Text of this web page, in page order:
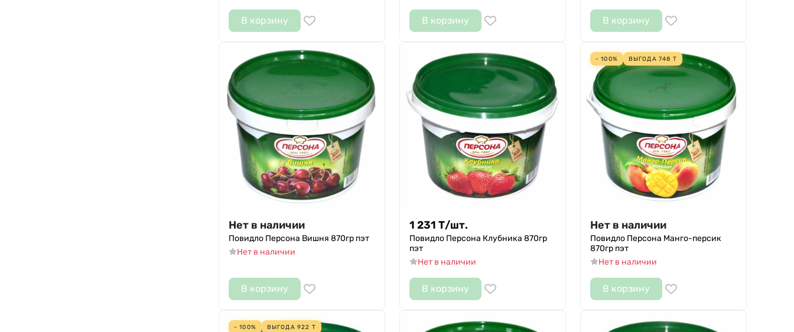
В корзину В корзину В корзину
Нет в наличии
Повидло Персона Вишня 870гр пэт
Нет в наличии
В корзину
1 231 Т/шт.
Повидло Персона Клубника 870гр
пэт
Нет в наличии
В корзину
- 100% ВЫГОДА 748 Т
Нет в наличии
Повидло Персона Манго-персик
870гр пэт
Нет в наличии
В корзину
- 100% ВЫГОДА 922 Т